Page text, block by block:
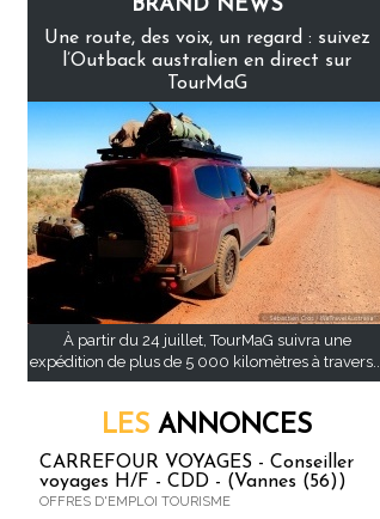
BRAND NEWS
Une route, des voix, un regard : suivez
l’Outback australien en direct sur
TourMaG
À partir du 24 juillet, TourMaG suivra une
expédition de plus de 5 000 kilomètres à travers...
LES ANNONCES
CARREFOUR VOYAGES - Conseiller
voyages H/F - CDD - (Vannes (56))
OFFRES D'EMPLOI TOURISME